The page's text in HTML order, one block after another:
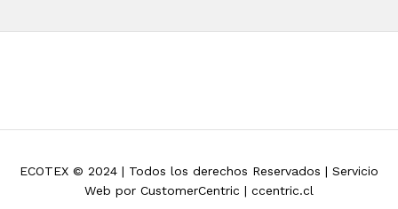
ECOTEX © 2024 | Todos los derechos Reservados | Servicio
Web por CustomerCentric | ccentric.cl